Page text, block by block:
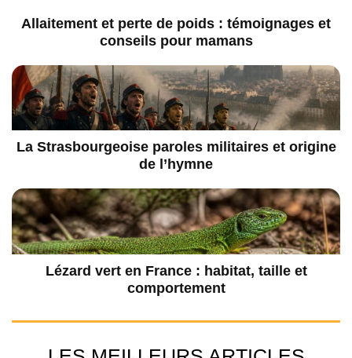
Allaitement et perte de poids : témoignages et
conseils pour mamans
La Strasbourgeoise paroles militaires et origine
de l’hymne
Lézard vert en France : habitat, taille et
comportement